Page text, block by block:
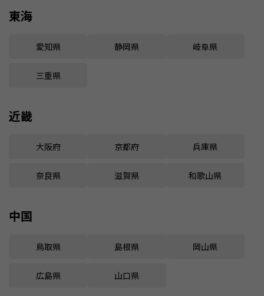
東海
愛知県 静岡県 岐阜県
三重県
近畿
大阪府 京都府 兵庫県
奈良県 滋賀県 和歌山県
中国
鳥取県 島根県 岡山県
広島県 山口県